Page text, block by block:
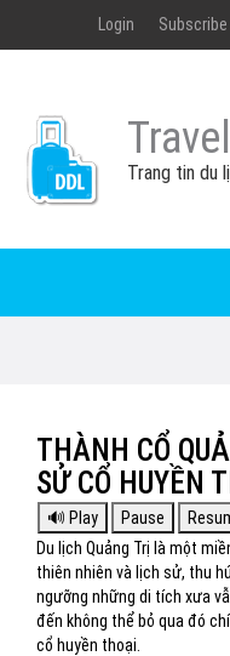
Login Subscribe
Travel
Trang tin du
THÀNH CỔ
SỬ CỔ HUYỀN
Du lịch Quảng Trị là một
thiên nhiên và lịch sử, thu
ngưỡng những di tích xưa
đến không thể bỏ qua đó
cổ huyền thoại.